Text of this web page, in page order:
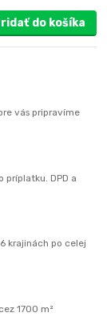
do košíka
vás pripravíme
príplatku. DPD a
krajinách po celej
1700 m²